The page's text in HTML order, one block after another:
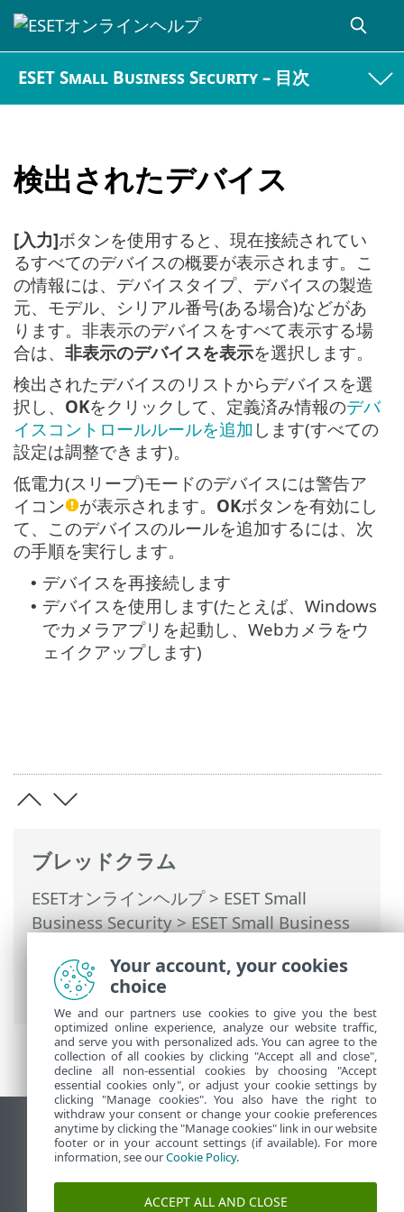
ESET Small Business Security – 目次
検出されたデバイス
ブレッドクラム
ESETオンラインヘルプ> ESET Small
Business Security>ESET Small Business
スコントロール >デバイスコントロールル
ールエディタ> 検出されたデバイス
[入力]ボタンを使用すると、現在接続されてい
るすべてのデバイスの概要が表示されます。こ
の情報には、デバイスタイプ、デバイスの製造
元、モデル、シリアル番号(ある場合)などがあ
ります。非表示のデバイスをすべて表示する場
合は、 非表示のデバイスを表示を選択します。
検出されたデバイスのリストからデバイスを選
択し、 OKをクリックして、定義済み情報のデバ
イスコントロールルールを追加 します(すべての
設定は調整できます)。
低電力(スリープ)モードのデバイスには警告ア
イコン
が表示されます。 OKボタンを有効にし
て、このデバイスのルールを追加するには、次
の手順を実行します。
• デバイスを再接続します
• デバイスを使用します(たとえば、Windows
でカメラアプリを起動し、Webカメラをウ
ェイクアップします)
デスクトップサイトの表示
End of Life
ESETナレッジベース
ESETフォーラム
Your account, your cookies
choice
We and our partners use cookies to give you the best
optimized online experience, analyze our website traffic,
and serve you with personalized ads. You can agree to the
collection of all cookies by clicking "Accept all and close",
decline all non-essential cookies by choosing "Accept
essential cookies only", or adjust your cookie settings by
clicking "Manage cookies". You also have the right to
withdraw your consent or change your cookie preferences
anytime by clicking the "Manage cookies" link in our website
footer or in your account settings (if available). For more
information, see ourCookie Policy.
ACCEPT ALL AND CLOSE